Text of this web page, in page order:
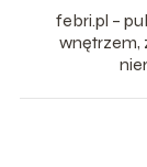
febri.pl –
wnętrzem,